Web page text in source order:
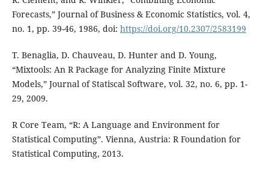
Forecasts,” Journal of Business & Economic Statistics, vol. 4,
no. 1, pp. 39-46, 1986, doi: https://doi.org/10.2307/2583199
T. Benaglia, D. Chauveau, D. Hunter and D. Young,
“Mixtools: An R Package for Analyzing Finite Mixture
Models,” Journal of Statiscal Software, vol. 32, no. 6, pp. 1-
29, 2009.
R Core Team, “R: A Language and Environment for
Statistical Computing”. Vienna, Austria: R Foundation for
Statistical Computing, 2013.